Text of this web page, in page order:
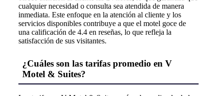
cualquier necesidad o consulta sea atendida de manera
inmediata. Este enfoque en la atención al cliente y los
servicios disponibles contribuye a que el motel goce de
una calificación de 4.4 en reseñas, lo que refleja la
satisfacción de sus visitantes.
¿Cuáles son las tarifas promedio en V
Motel & Suites?